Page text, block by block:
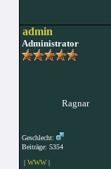
admin
Administrator
Ragnar
Geschlecht:
Beiträge: 5354
| WWW|